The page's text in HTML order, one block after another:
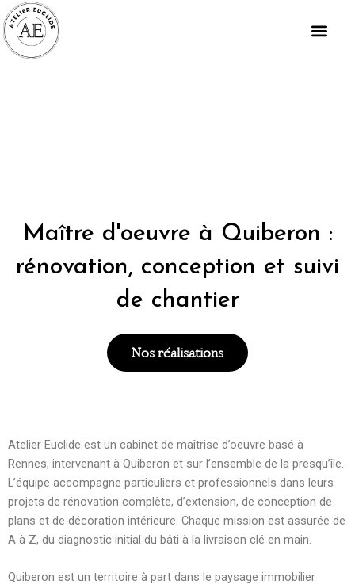
Aller
au
contenu
Maître d'oeuvre à Quiberon :
rénovation, conception et suivi
de chantier
Nos réalisations
Atelier Euclide est un cabinet de maîtrise d’oeuvre basé à
Rennes, intervenant à Quiberon et sur l’ensemble de la presqu’île.
L’équipe accompagne particuliers et professionnels dans leurs
projets de rénovation complète, d’extension, de conception de
plans et de décoration intérieure. Chaque mission est assurée de
A à Z, du diagnostic initial du bâti à la livraison clé en main.
Quiberon est un territoire à part dans le paysage immobilier